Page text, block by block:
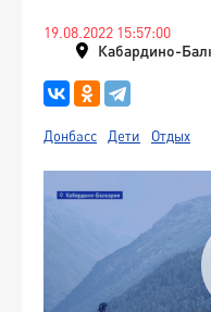
19.08.2022 15:57:00
Кабардино-
Донбасс Дети Отдых